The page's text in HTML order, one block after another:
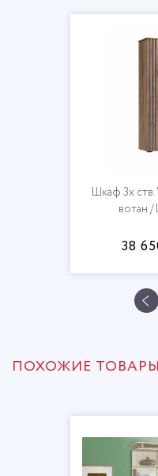
Шкаф 3х
вотан
38
ПОХОЖИЕ ТОВАРЫ